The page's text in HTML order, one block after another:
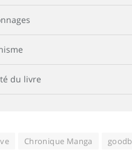
du livre
Chronique Manga